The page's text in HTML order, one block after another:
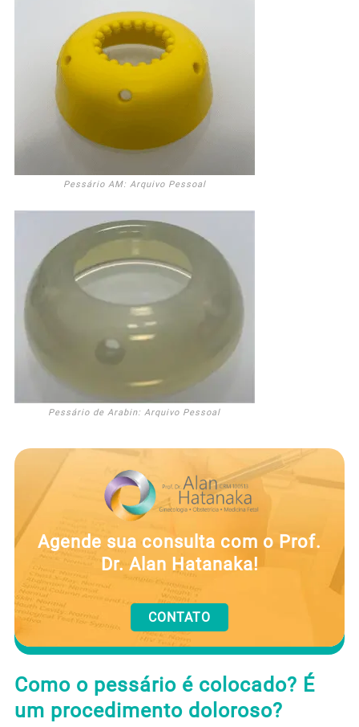
Pessário AM: Arquivo Pessoal
Pessário de Arabin: Arquivo Pessoal
Agende sua consulta com o Prof.
Dr. Alan Hatanaka!
CONTATO
Como o pessário é colocado? É
um procedimento doloroso?